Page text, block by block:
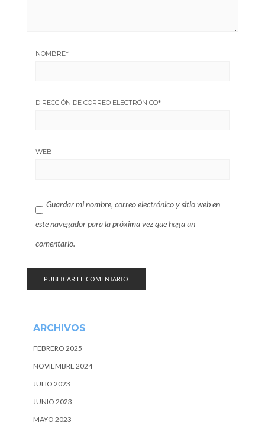
NOMBRE*
DIRECCIÓN DE CORREO ELECTRÓNICO*
WEB
Guardar mi nombre, correo electrónico y sitio web en
este navegador para la próxima vez que haga un
comentario.
ARCHIVOS
FEBRERO 2025
NOVIEMBRE 2024
JULIO 2023
JUNIO 2023
MAYO 2023